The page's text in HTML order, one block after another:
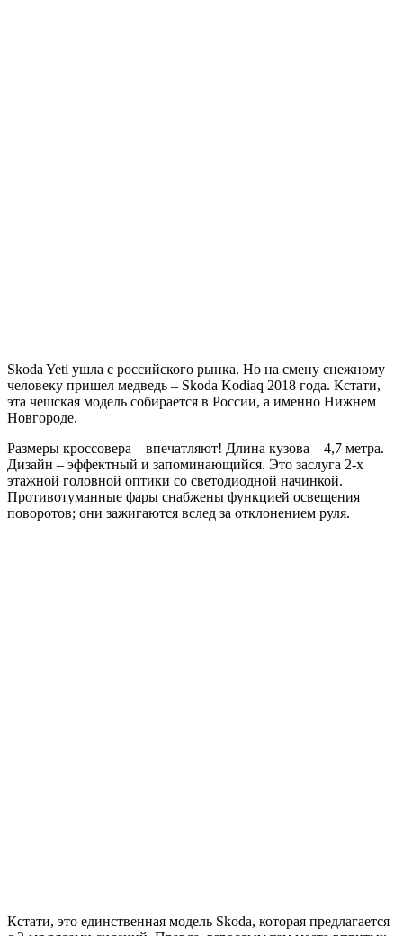
Skoda Yeti ушла с российского рынка. Но на смену снежному
человеку пришел медведь – Skoda Kodiaq 2018 года. Кстати,
эта чешская модель собирается в России, а именно Нижнем
Новгороде.
Размеры кроссовера – впечатляют! Длина кузова – 4,7 метра.
Дизайн – эффектный и запоминающийся. Это заслуга 2-х
этажной головной оптики со светодиодной начинкой.
Противотуманные фары снабжены функцией освещения
поворотов; они зажигаются вслед за отклонением руля.
Кстати, это единственная модель Skoda, которая предлагается